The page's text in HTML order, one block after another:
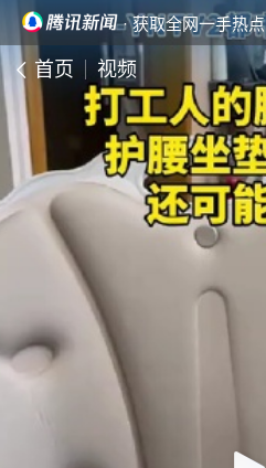
· 获取全网一手热点
首页 视频